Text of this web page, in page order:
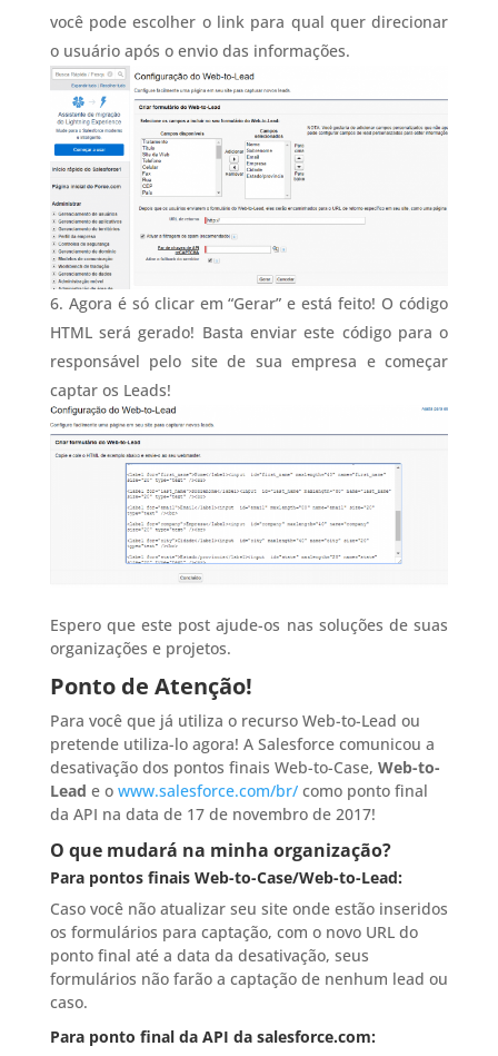
você pode escolher o link para qual quer direcionar
o usuário após o envio das informações.
Agora é só clicar em “Gerar” e está feito! O código
HTML será gerado! Basta enviar este código para o
responsável pelo site de sua empresa e começar
captar os Leads!
Espero que este post ajude-os nas soluções de suas
organizações e projetos.
Ponto de Atenção!
Para você que já utiliza o recurso Web-to-Lead ou
pretende utiliza-lo agora! A Salesforce comunicou a
desativação dos pontos finais Web-to-Case, Web-to-
Lead e o www.salesforce.com/br/como ponto final
da API na data de 17 de novembro de 2017!
O que mudará na minha organização?
Para pontos finais Web-to-Case/Web-to-Lead:
Caso você não atualizar seu site onde estão inseridos
os formulários para captação, com o novo URL do
ponto final até a data da desativação, seus
formulários não farão a captação de nenhum lead ou
caso.
Para ponto final da API da salesforce.com: